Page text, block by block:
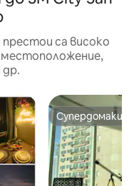
са високо
Супердомакин
Супердомакин